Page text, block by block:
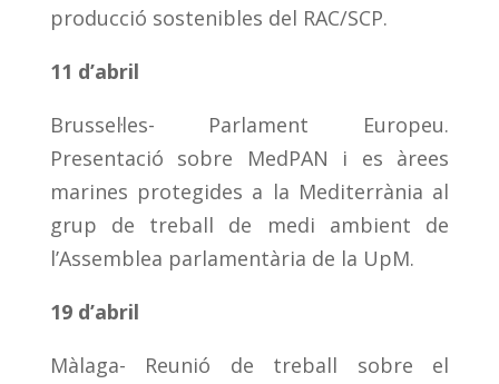
producció sostenibles del RAC/SCP.
11 d’abril
Brussel·les- Parlament Europeu.
Presentació sobre MedPAN i es àrees
marines protegides a la Mediterrània al
grup de treball de medi ambient de
l’Assemblea parlamentària de la UpM.
19 d’abril
Màlaga- Reunió de treball sobre el